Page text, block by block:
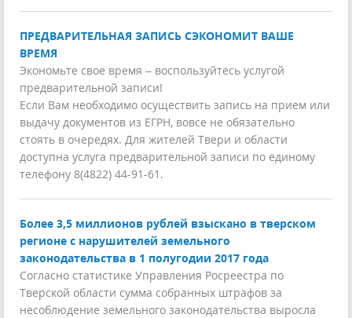
ПРЕДВАРИТЕЛЬНАЯ ЗАПИСЬ СЭКОНОМИТ ВАШЕ
ВРЕМЯ
Экономьте свое время – воспользуйтесь услугой
предварительной записи!
Если Вам необходимо осуществить запись на прием или
выдачу документов из ЕГРН, вовсе не обязательно
стоять в очередях. Для жителей Твери и области
доступна услуга предварительной записи по единому
телефону 8(4822) 44-91-61.
Более 3,5 миллионов рублей взыскано в тверском
регионе с нарушителей земельного
законодательства в 1 полугодии 2017 года
Согласно статистике Управления Росреестра по
Тверской области сумма собранных штрафов за
несоблюдение земельного законодательства выросла